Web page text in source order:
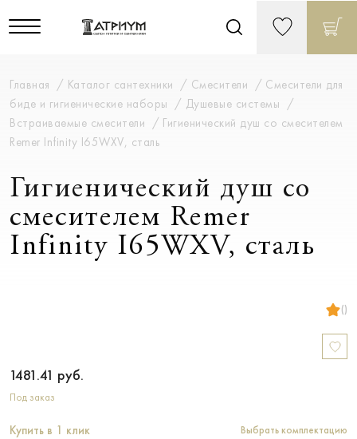
Главная Каталог сантехники Смесители
Смесители для
биде и гигиенические наборы
Душевые системы
Встраиваемые смесители
Гигиенический душ со смесителем
Remer Infinity I65WXV, сталь
Гигиенический душ со
смесителем Remer
Infinity I65WXV, сталь
()
1481.41 руб.
Под заказ
Купить в 1 клик Выбрать комплектацию